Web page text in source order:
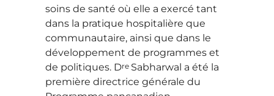
soins de santé où elle a exercé tant
dans la pratique hospitalière que
communautaire, ainsi que dans le
développement de programmes et
de politiques. Dre Sabharwal a été la
première directrice générale du